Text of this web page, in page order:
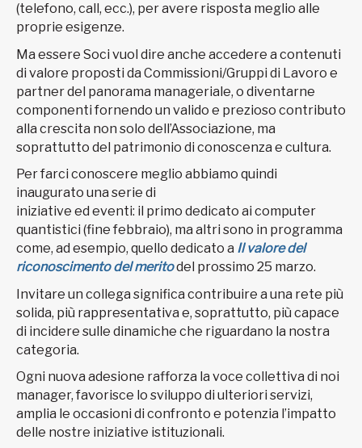
(telefono, call, ecc.), per avere risposta meglio alle
proprie esigenze.
Ma essere Soci vuol dire anche accedere a contenuti
di valore proposti da Commissioni/Gruppi di Lavoro e
partner del panorama manageriale, o diventarne
componenti fornendo un valido e prezioso contributo
alla crescita non solo dell’Associazione, ma
soprattutto del patrimonio di conoscenza e cultura.
Per farci conoscere meglio abbiamo quindi
inaugurato una serie di
iniziative ed eventi: il primo dedicato ai computer
quantistici (fine febbraio), ma altri sono in programma
come, ad esempio, quello dedicato a Il valore del
riconoscimento del meritodel prossimo 25 marzo.
Invitare un collega significa contribuire a una rete più
solida, più rappresentativa e, soprattutto, più capace
di incidere sulle dinamiche che riguardano la nostra
categoria.
Ogni nuova adesione rafforza la voce collettiva di noi
manager, favorisce lo sviluppo di ulteriori servizi,
amplia le occasioni di confronto e potenzia l’impatto
delle nostre iniziative istituzionali.